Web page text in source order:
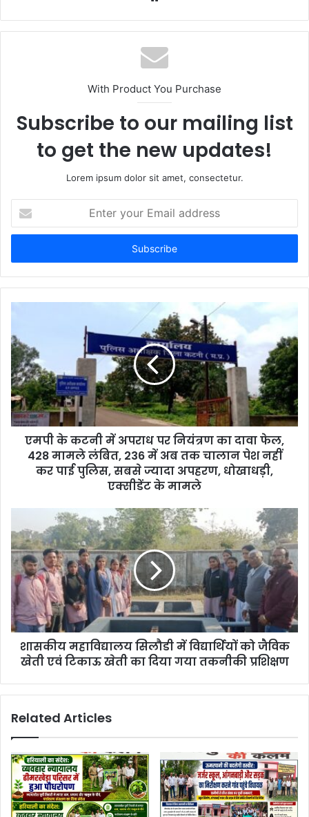
b
s
i
e
With Product You Purchase
Subscribe to our mailing list
to get the new updates!
Lorem ipsum dolor sit amet, consectetur.
t
r
y
E
m
a
i
l
a
d
एमपी के कटनी में अपराध पर नियंत्रण का दावा फेल,
428 मामले लंबित, 236 में अब तक चालान पेश नहीं
कर पाई पुलिस, सबसे ज्यादा अपहरण, धोखाधड़ी,
एक्सीडेंट के मामले
शासकीय महाविद्यालय सिलौडी में विद्यार्थियों को जैविक
खेती एवं टिकाऊ खेती का दिया गया तकनीकी प्रशिक्षण
Related Articles